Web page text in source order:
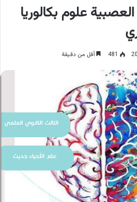
علوم بكالوريا
481 أقل من دقيقة